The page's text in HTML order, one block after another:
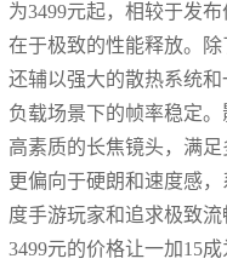
为3499元起，相较于发
在于极致的性能释放。
还辅以强大的散热系统
负载场景下的帧率稳定
高素质的长焦镜头，满
更偏向于硬朗和速度感
度手游玩家和追求极致流
3499元的价格让一加15